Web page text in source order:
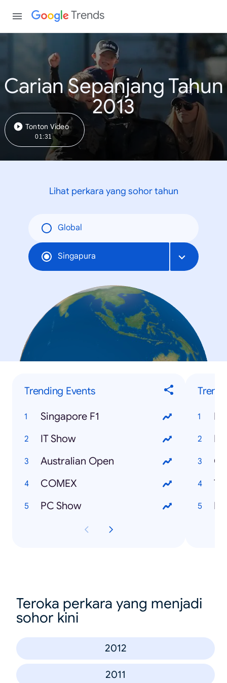
Trends
Carian Sepanjang Tahun
2013
Tonton Video
01:31
Lihat perkara yang sohor tahun
Global
Singapura
Trending Events
Singapore F1
IT Show
Australian Open
COMEX
PC Show
Teroka perkara yang menjadi
sohor kini
2012
2011